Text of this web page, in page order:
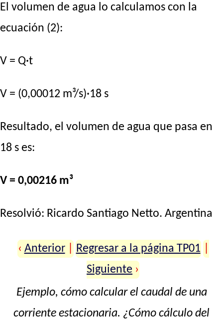
El volumen de agua lo calculamos con la
ecuación (2):
V = Q·t
V = (0,00012 m³/s)·18 s
Resultado, el volumen de agua que pasa en
18 s es:
V = 0,00216 m³
Resolvió: Ricardo Santiago Netto. Argentina
‹ Anterior Regresar a la página TP01
Siguiente ›
Ejemplo, cómo calcular el caudal de una
corriente estacionaria. ¿Cómo cálculo del